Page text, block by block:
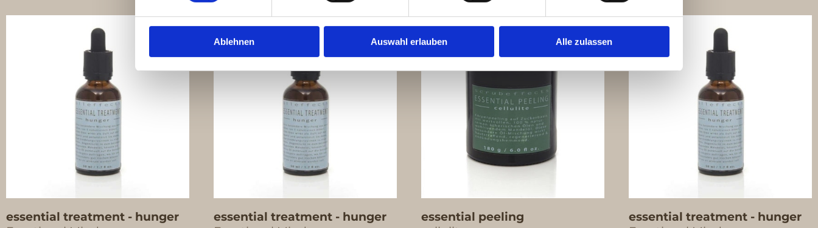
Ablehnen Auswahl erlauben Alle zulassen
essential treatment - hunger
essential treatment - hunger
essential peeling
essential treatment - hunger